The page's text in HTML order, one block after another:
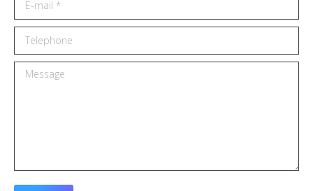
Telephone
Message